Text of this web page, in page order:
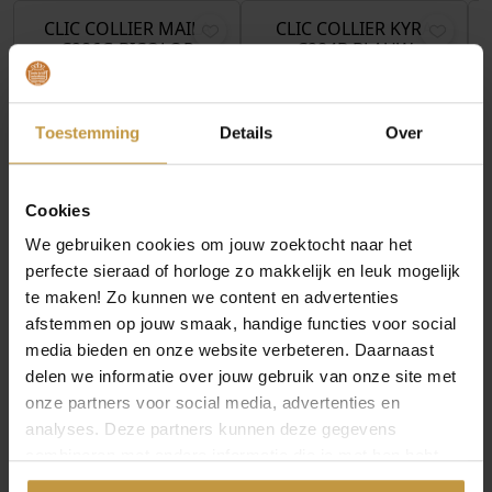
Toestemming Details Over
Cookies
We gebruiken cookies om jouw zoektocht naar het
perfecte sieraad of horloge zo makkelijk en leuk mogelijk
te maken! Zo kunnen we content en advertenties
afstemmen op jouw smaak, handige functies voor social
media bieden en onze website verbeteren. Daarnaast
delen we informatie over jouw gebruik van onze site met
onze partners voor social media, advertenties en
analyses. Deze partners kunnen deze gegevens
gedeeld of die ze hebben verzameld via jouw gebruik van
CLIC COLLIER MAILA
C286G BICOLOR
werkdag
CLIC COLLIER KYRA
C284B BLAUW
werkdag